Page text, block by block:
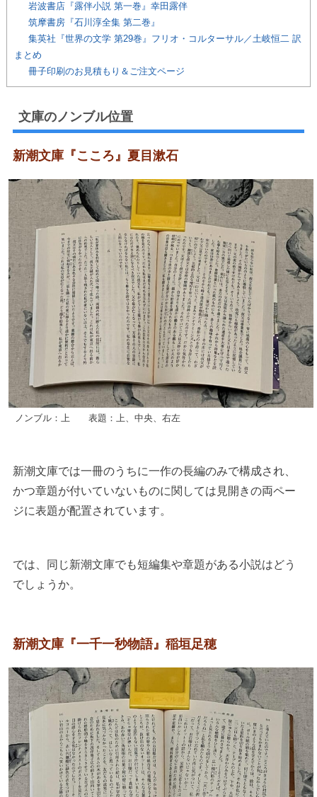
岩波書店『露伴小説 第一巻』幸田露伴
筑摩書房『石川淳全集 第二巻』
集英社『世界の文学 第29巻』フリオ・コルターサル／土岐恒二 訳
まとめ
冊子印刷のお見積もり＆ご注文ページ
文庫のノンブル位置
新潮文庫『こころ』夏目漱石
ノンブル：上 表題：上、中央、右左
新潮文庫では一冊のうちに一作の長編のみで構成され、
かつ章題が付いていないものに関しては見開きの両ペー
ジに表題が配置されています。
では、同じ新潮文庫でも短編集や章題がある小説はどう
でしょうか。
新潮文庫『一千一秒物語』稲垣足穂